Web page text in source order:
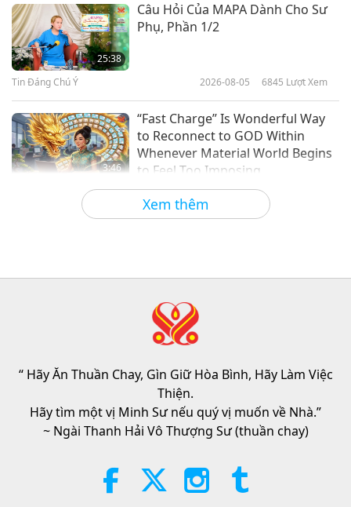
Kỳ Quan Thác Nước Victoria:
Xem thêm
25:38
Câu Hỏi Của MAPA Dành Cho Sư
Phụ, Phần 1/2
Tin Đáng Chú Ý 2026-08-05 6845 Lượt Xem
3:46
“Fast Charge” Is Wonderful Way
to Reconnect to GOD Within
Whenever Material World Begins
to Feel Too Imposing
2026-08-05 1152
38:07
Đạo Đức Hồi Giáo Về Nước: Trích
Lời Thánh Khải 2026-08-05 211Lượt Xem
21:56
Quen Hằng Ngày Định Hình Sức
Khỏe Xương
“ Hãy Ăn Thuần Chay, Gìn Giữ Hòa Bình, Hãy Làm Việc
Thiện.
Hãy tìm một vị Minh Sư nếu quý vị muốn về Nhà.”
~ Ngài Thanh Hải Vô Thượng Sư (thuần chay)